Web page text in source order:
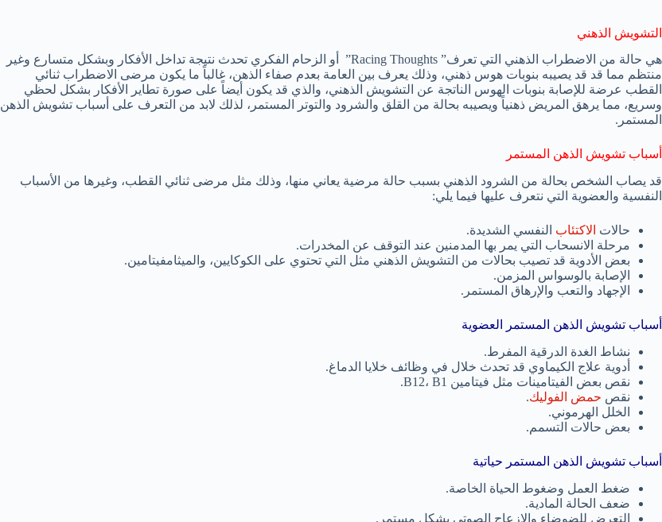
التشويش الذهني
هي حالة من الاضطراب الذهني التي تعرف” Racing Thoughts” أو الزحام الفكري تحدث نتيجة تداخل الأفكار وبشكل متسارع وغير
منتظم مما قد قد يصيبه بنوبات هوس ذهني، وذلك يعرف بين العامة بعدم صفاء الذهن، غالباً ما يكون مرضى الاضطراب ثنائي
القطب عرضة للإصابة بنوبات الهوس الناتجة عن التشويش الذهني، والذي قد يكون أيضاً على صورة تطاير الأفكار بشكل لحظي
وسريع، مما يرهق المريض ذهنياً ويصيبه بحالة من القلق والشرود والتوتر المستمر، لذلك لابد من التعرف على أسباب تشويش الذهن
المستمر.
أسباب تشويش الذهن المستمر
قد يصاب الشخص بحالة من الشرود الذهني بسبب حالة مرضية يعاني منها، وذلك مثل مرضى ثنائي القطب، وغيرها من الأسباب
النفسية والعضوية التي نتعرف عليها فيما يلي:
حالات الاكتئاب النفسي الشديدة.
مرحلة الانسحاب التي يمر بها المدمنين عند التوقف عن المخدرات.
بعض الأدوية قد تصيب بحالات من التشويش الذهني مثل التي تحتوي على الكوكايين، والميثامفيتامين.
الإصابة بالوسواس المزمن.
الإجهاد والتعب والإرهاق المستمر.
أسباب تشويش الذهن المستمر العضوية
نشاط الغدة الدرقية المفرط.
أدوية علاج الكيماوي قد تحدث خلال في وظائف خلايا الدماغ.
نقص بعض الفيتامينات مثل فيتامين B12، B1.
نقص حمض الفوليك.
الخلل الهرموني.
بعض حالات التسمم.
أسباب تشويش الذهن المستمر حياتية
ضغط العمل وضغوط الحياة الخاصة.
ضعف الحالة المادية.
التعرض للضوضاء والازعاج الصوتي بشكل مستمر.